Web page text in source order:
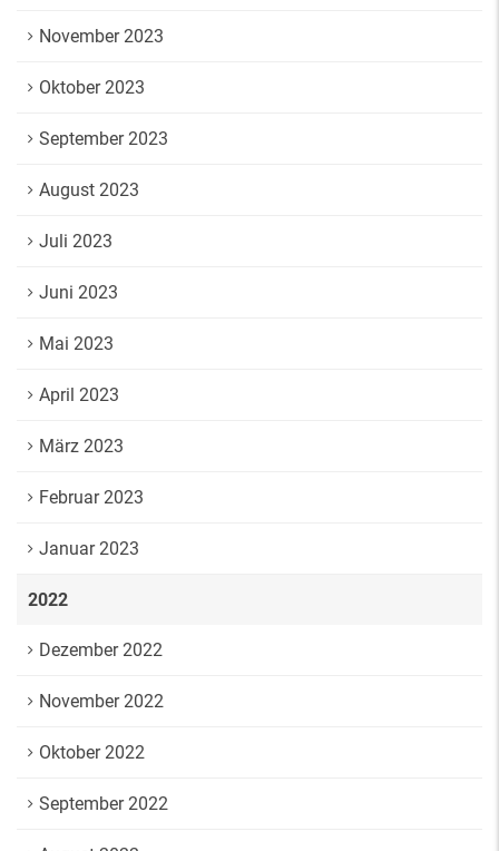
November 2023
Oktober 2023
September 2023
August 2023
Juli 2023
Juni 2023
Mai 2023
April 2023
März 2023
Februar 2023
Januar 2023
2022
Dezember 2022
November 2022
Oktober 2022
September 2022